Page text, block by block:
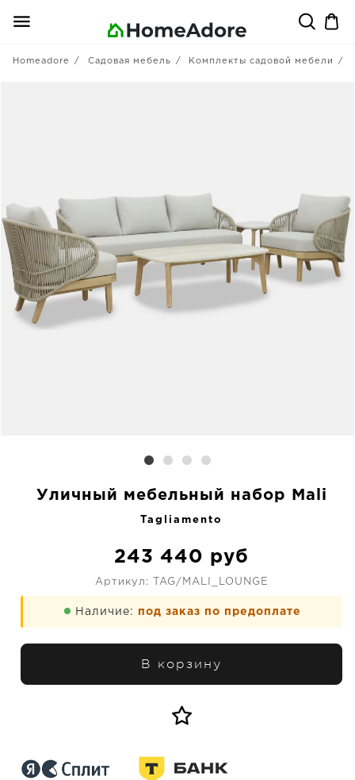
Homeadore Садовая мебель Комплекты садовой мебели
Уличный мебельный набор Mali
Tagliamento
243 440 руб
Артикул: TAG/MALI_LOUNGE
Наличие: под заказ по предоплате
В корзину